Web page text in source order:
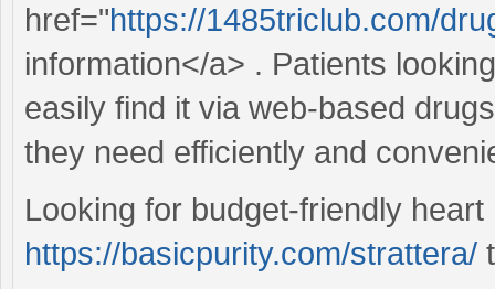
href="https://1485triclub.com/
information</a> . Patients
easily find it via web-based
they need efficiently and
Looking for budget-friendly
https://basicpurity.com/strattera/